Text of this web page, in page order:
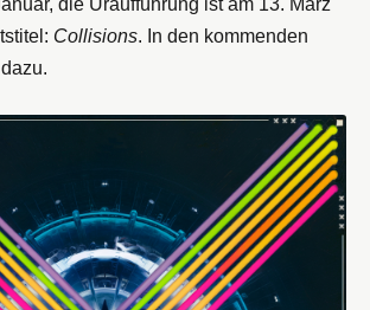
Collisions. In den kommenden